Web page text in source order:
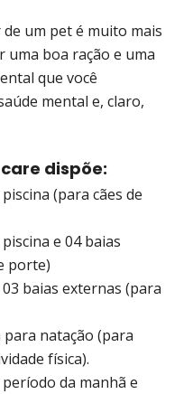
um pet é muito mais
uma boa ração e uma
que você
mental e, claro,
dispõe:
(para cães de
e 04 baias
porte)
baias externas (para
para natação (para
física).
da manhã e